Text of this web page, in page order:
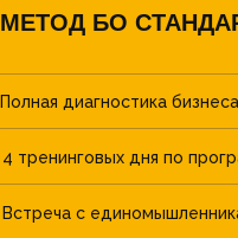
МЕТОД БО
Полная диагностика бизнеса
Встреча с
4 тренинговых дня по